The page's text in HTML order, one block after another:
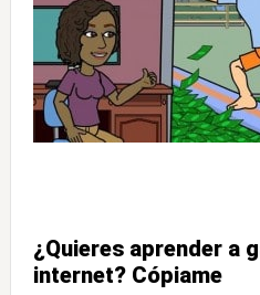
¿Quieres aprender a
internet? Cópiame